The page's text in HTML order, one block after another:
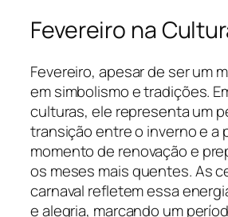
Fevereiro na
Fevereiro, apesar de ser um
em simbolismo e tradições.
culturas, ele representa um
transição entre o inverno e a
momento de renovação e
os meses mais quentes. As
carnaval refletem essa
e alegria, marcando um